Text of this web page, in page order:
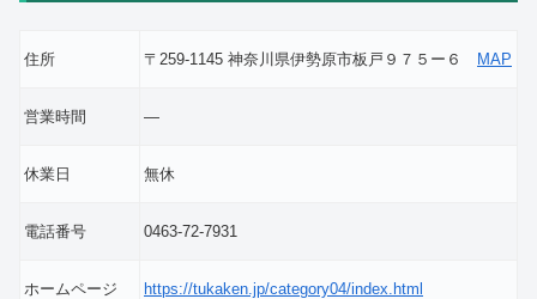
住所 〒259-1145 神奈川県伊勢原市板戸９７５ー６ MAP
営業時間 ―
休業日 無休
電話番号 0463-72-7931
ホームページ https://tukaken.jp/category04/index.html